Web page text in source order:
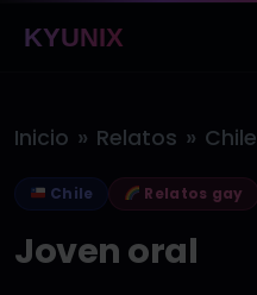
KYUNIX
Inicio » Relatos » Chile
Chile Relatos gay
Joven oral